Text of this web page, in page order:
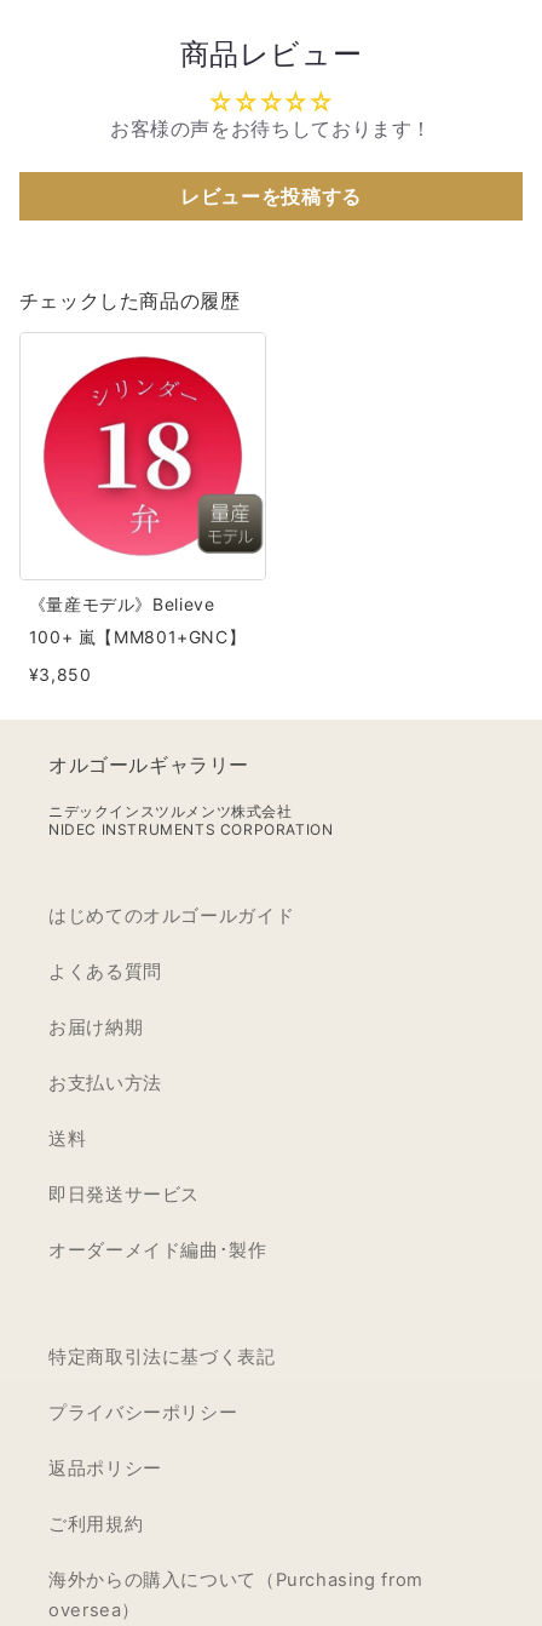
商品レビュー
お客様の声をお待ちしております！
レビューを投稿する
チェックした商品の履歴
ル》
Believe
嵐
【MM801+GNC】
《量産モデル》Believe
100+ 嵐【MM801+GNC】
¥3,850
オルゴールギャラリー
ニデックインスツルメンツ株式会社
NIDEC INSTRUMENTS CORPORATION
はじめてのオルゴールガイド
よくある質問
お届け納期
お支払い方法
送料
即日発送サービス
オーダーメイド編曲･製作
特定商取引法に基づく表記
プライバシーポリシー
返品ポリシー
ご利用規約
海外からの購入について（Purchasing from
oversea）